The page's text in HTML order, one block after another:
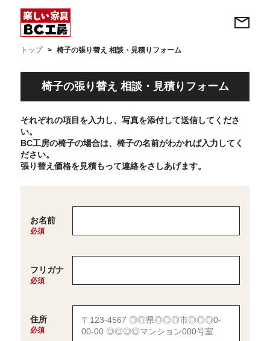
トップ 椅子の張り替え 相談・見積りフォーム
椅子の張り替え 相談・見積りフォーム
それぞれの項目を入力し、写真を添付して送信してくださ
い。
BC工房の椅子の場合は、椅子の名前がわかれば入力してく
ださい。
張り替え価格を見積もって連絡をさしあげます。
お名前
フリガナ
住所